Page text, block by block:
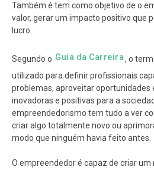
Também é tem como objetivo de o
valor, gerar um impacto positivo que
lucro.
Segundo o Guia da Carreira, o
utilizado para definir profissionais
problemas, aproveitar oportunidades
inovadoras e positivas para a
empreendedorismo tem tudo a ver
criar algo totalmente novo ou
modo que ninguém havia feito antes.
O empreendedor é capaz de criar